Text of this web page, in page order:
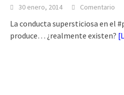
30 enero, 2014 Comentario
La conducta supersticiosa en el
produce… ¿realmente existen? [